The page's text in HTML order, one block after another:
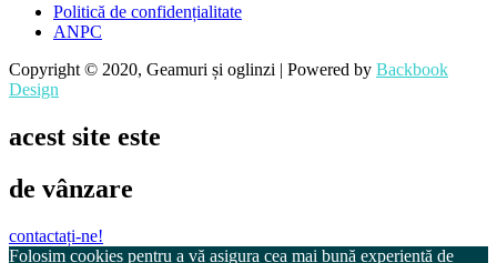
Politică de confidențialitate
ANPC
Copyright © 2020, Geamuri și oglinzi | Powered by Backbook
Design
acest site este
de vânzare
contactați-ne!
Folosim cookies pentru a vă asigura cea mai bună experiență de